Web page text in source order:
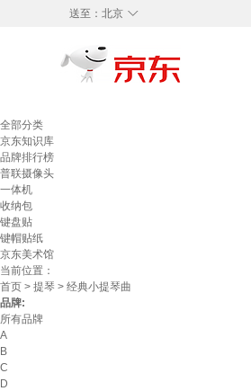
◇
送至： 北京
全部分类
京东知识库
品牌排行榜
普联摄像头
一体机
收纳包
键盘贴
键帽贴纸
京东美术馆
当前位置：
首页 > 提琴 > 经典小提琴曲
品牌:
所有品牌
A
B
C
D